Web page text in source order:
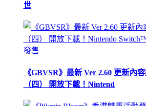
世
《GBVSR》最新 Ver 2.60 更新內
（四） 開放下載！Nintend